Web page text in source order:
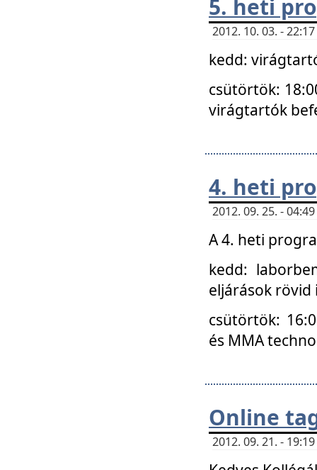
5. heti
2012. 10. 03. -
kedd:
csütörtök:
virágtartók
4. heti
2012. 09. 25. -
A 4. heti
kedd:
eljárások
csütörtök:
és MMA
Online
2012. 09. 21. -